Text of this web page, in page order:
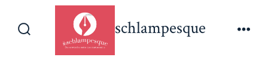
Inhalt
ein-/ausblenden
schlampesque